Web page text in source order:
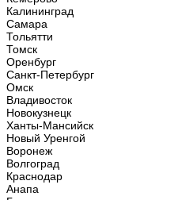
Калининград
Самара
Тольятти
Томск
Оренбург
Санкт-Петербург
Омск
Владивосток
Новокузнецк
Ханты-Мансийск
Новый Уренгой
Воронеж
Волгоград
Краснодар
Анапа